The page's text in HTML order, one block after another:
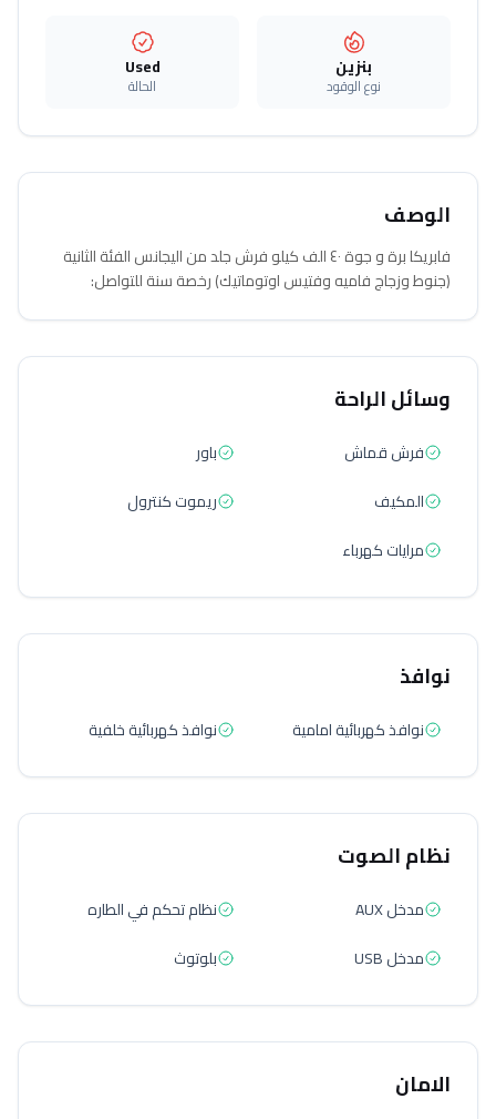
بنزين
نوع الوقود
Used
الحالة
الوصف
فابريكا برة و جوة ٤٠ الف كيلو فرش جلد من اليجانس الفئة الثانية
(جنوط وزجاج فاميه وفتيس اوتوماتيك) رخصة سنة للتواصل:
وسائل الراحة
فرش قماش
باور
المكيف
ريموت كنترول
مرايات كهرباء
نوافذ
نوافذ كهربائية امامية نوافذ كهربائية خلفية
نظام الصوت
مدخل AUX
نظام تحكم في الطاره
مدخل USB
بلوتوث
الامان